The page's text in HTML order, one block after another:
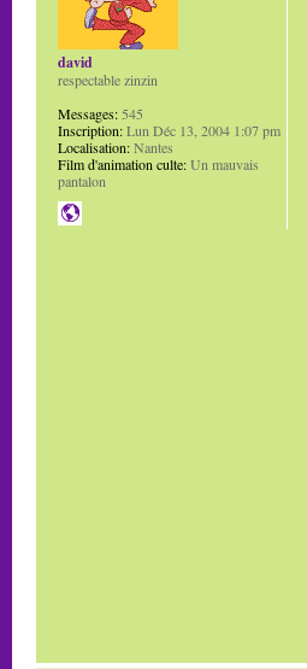
david
respectable zinzin
Messages: 545
Inscription:Lun Déc 13, 2004 1:07 pm
Localisation:Nantes
Film d'animation culte:Un mauvais
pantalon